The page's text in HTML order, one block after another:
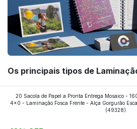
Os principais tipos de
aplicados nos impressos da
continue a leitura que vamos
20 Sacola de Papel a Pronta Entrega Mosaico -
4x0 - Laminação Fosca Frente - Alça Gorgurão
(49328)